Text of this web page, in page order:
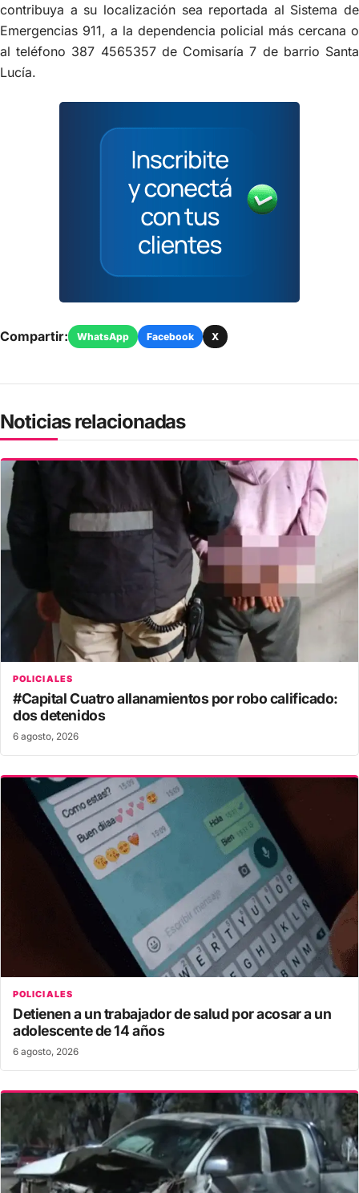
contribuya a su localización sea reportada al Sistema de
Emergencias 911, a la dependencia policial más cercana o
al teléfono 387 4565357 de Comisaría 7 de barrio Santa
Lucía.
Compartir: WhatsApp Facebook X
Noticias relacionadas
POLICIALES
#Capital Cuatro allanamientos por robo calificado:
dos detenidos
6 agosto, 2026
POLICIALES
Detienen a un trabajador de salud por acosar a un
adolescente de 14 años
6 agosto, 2026